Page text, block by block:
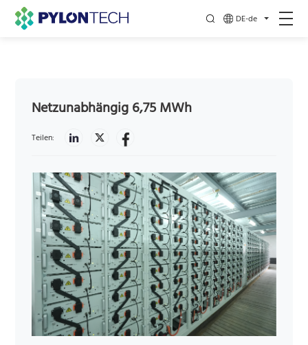
DE-de
Netzunabhängig 6,75 MWh
Teilen: